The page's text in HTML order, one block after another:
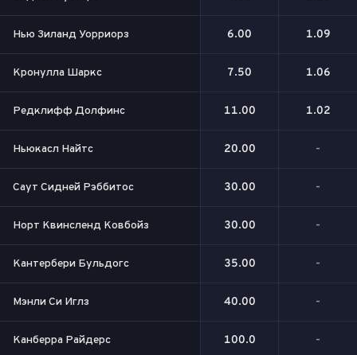
Нью Зиланд Уорриорз 6.00 1.09
Кронулла Шаркс 7.50 1.06
Редклифф Долфинс 11.00 1.02
Ньюкасл Найтс 20.00 -
Саут Сидней Рэббитос 30.00 -
Норт Квинсленд Ковбойз 30.00 -
Кантербери Бульдогс 35.00 -
Мэнли Си Иглз 40.00 -
Канберра Райдерс 100.0 -